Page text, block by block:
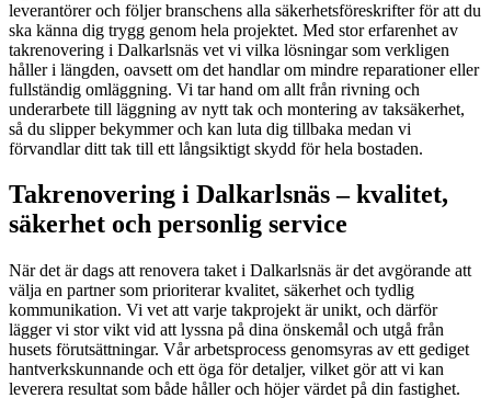
leverantörer och följer branschens alla säkerhetsföreskrifter för att du
ska känna dig trygg genom hela projektet. Med stor erfarenhet av
takrenovering i Dalkarlsnäs vet vi vilka lösningar som verkligen
håller i längden, oavsett om det handlar om mindre reparationer eller
fullständig omläggning. Vi tar hand om allt från rivning och
underarbete till läggning av nytt tak och montering av taksäkerhet,
så du slipper bekymmer och kan luta dig tillbaka medan vi
förvandlar ditt tak till ett långsiktigt skydd för hela bostaden.
Takrenovering i Dalkarlsnäs – kvalitet,
säkerhet och personlig service
När det är dags att renovera taket i Dalkarlsnäs är det avgörande att
välja en partner som prioriterar kvalitet, säkerhet och tydlig
kommunikation. Vi vet att varje takprojekt är unikt, och därför
lägger vi stor vikt vid att lyssna på dina önskemål och utgå från
husets förutsättningar. Vår arbetsprocess genomsyras av ett gediget
hantverkskunnande och ett öga för detaljer, vilket gör att vi kan
leverera resultat som både håller och höjer värdet på din fastighet.